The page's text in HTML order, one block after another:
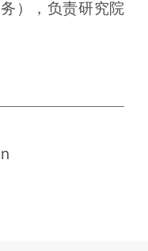
），负责研究院